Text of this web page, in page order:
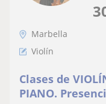
Marbella
Violín
Clases de
PIANO.